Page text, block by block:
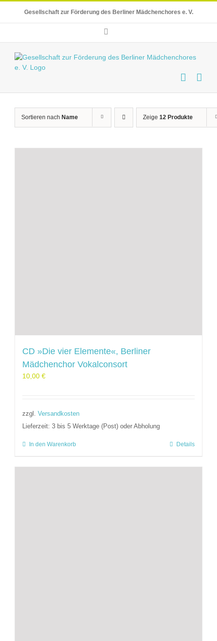
content
Gesellschaft zur Förderung des Berliner Mädchenchores e. V.
Sortieren nach Name Zeige 12 Produkte
CD »Die vier Elemente«, Berliner
Mädchenchor Vokalconsort
10,00 €
zzgl. Versandkosten
Lieferzeit: 3 bis 5 Werktage (Post) oder Abholung
In den Warenkorb Details